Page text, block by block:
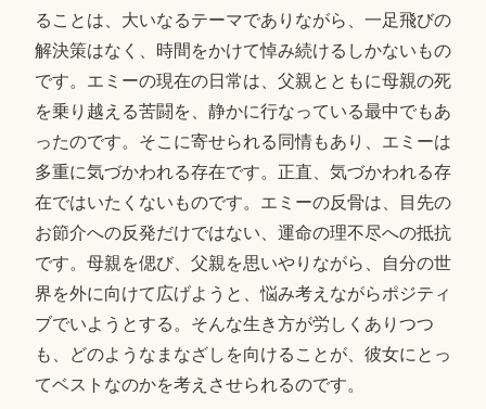
ることは、大いなるテーマでありながら、一足飛びの
解決策はなく、時間をかけて悼み続けるしかないもの
です。エミーの現在の日常は、父親とともに母親の死
を乗り越える苦闘を、静かに行なっている最中でもあ
ったのです。そこに寄せられる同情もあり、エミーは
多重に気づかわれる存在です。正直、気づかわれる存
在ではいたくないものです。エミーの反骨は、目先の
お節介への反発だけではない、運命の理不尽への抵抗
です。母親を偲び、父親を思いやりながら、自分の世
界を外に向けて広げようと、悩み考えながらポジティ
ブでいようとする。そんな生き方が労しくありつつ
も、どのようなまなざしを向けることが、彼女にとっ
てベストなのかを考えさせられるのです。